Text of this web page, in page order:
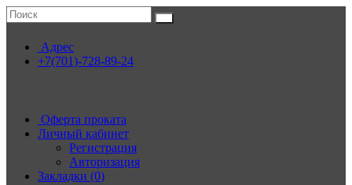
Адрес
+7(701)-728-89-24
Оферта проката
Личный кабинет
Регистрация
Авторизация
Закладки (0)